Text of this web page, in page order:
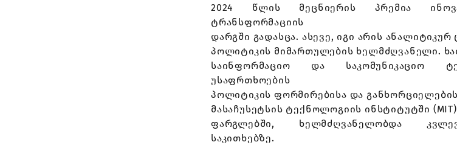
2024 წლის მეცნიერის პრემია
ტრანსფორმაციის
დარგში გადასცა. ასევე, იგი არის ანალიტიკურ
პოლიტიკის მიმართულების ხელმძღვანელი.
საინფორმაციო და საკომუნიკაციო
უსაფრთხოების
პოლიტიკის ფორმირებისა და
მასაჩუსეტსის ტექნოლოგიის ინსტიტუტში
ფარგლებში, ხელმძღვანელობდა
საკითხებზე.